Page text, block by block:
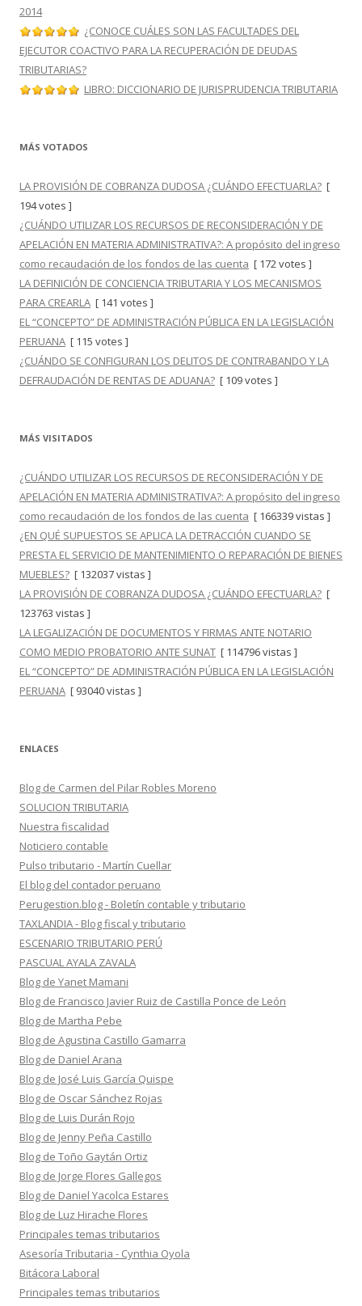
2014
¿CONOCE CUÁLES SON LAS FACULTADES DEL
EJECUTOR COACTIVO PARA LA RECUPERACIÓN DE DEUDAS
TRIBUTARIAS?
LIBRO: DICCIONARIO DE JURISPRUDENCIA TRIBUTARIA
MÁS VOTADOS
LA PROVISIÓN DE COBRANZA DUDOSA ¿CUÁNDO EFECTUARLA? [
194 votes ]
¿CUÁNDO UTILIZAR LOS RECURSOS DE RECONSIDERACIÓN Y DE
APELACIÓN EN MATERIA ADMINISTRATIVA?: A propósito del ingreso
como recaudación de los fondos de las cuenta [ 172 votes ]
LA DEFINICIÓN DE CONCIENCIA TRIBUTARIA Y LOS MECANISMOS
PARA CREARLA [ 141 votes ]
EL “CONCEPTO” DE ADMINISTRACIÓN PÚBLICA EN LA LEGISLACIÓN
PERUANA [ 115 votes ]
¿CUÁNDO SE CONFIGURAN LOS DELITOS DE CONTRABANDO Y LA
DEFRAUDACIÓN DE RENTAS DE ADUANA? [ 109 votes ]
MÁS VISITADOS
¿CUÁNDO UTILIZAR LOS RECURSOS DE RECONSIDERACIÓN Y DE
APELACIÓN EN MATERIA ADMINISTRATIVA?: A propósito del ingreso
como recaudación de los fondos de las cuenta [ 166339 vistas ]
¿EN QUÉ SUPUESTOS SE APLICA LA DETRACCIÓN CUANDO SE
PRESTA EL SERVICIO DE MANTENIMIENTO O REPARACIÓN DE BIENES
MUEBLES? [ 132037 vistas ]
LA PROVISIÓN DE COBRANZA DUDOSA ¿CUÁNDO EFECTUARLA? [
123763 vistas ]
LA LEGALIZACIÓN DE DOCUMENTOS Y FIRMAS ANTE NOTARIO
COMO MEDIO PROBATORIO ANTE SUNAT [ 114796 vistas ]
EL “CONCEPTO” DE ADMINISTRACIÓN PÚBLICA EN LA LEGISLACIÓN
PERUANA [ 93040 vistas ]
ENLACES
Blog de Carmen del Pilar Robles Moreno
SOLUCION TRIBUTARIA
Nuestra fiscalidad
Noticiero contable
Pulso tributario - Martín Cuellar
El blog del contador peruano
Perugestion.blog - Boletín contable y tributario
TAXLANDIA - Blog fiscal y tributario
ESCENARIO TRIBUTARIO PERÚ
PASCUAL AYALA ZAVALA
Blog de Yanet Mamani
Blog de Francisco Javier Ruiz de Castilla Ponce de León
Blog de Martha Pebe
Blog de Agustina Castillo Gamarra
Blog de Daniel Arana
Blog de José Luis García Quispe
Blog de Oscar Sánchez Rojas
Blog de Luis Durán Rojo
Blog de Jenny Peña Castillo
Blog de Toño Gaytán Ortiz
Blog de Jorge Flores Gallegos
Blog de Daniel Yacolca Estares
Blog de Luz Hirache Flores
Principales temas tributarios
Asesoría Tributaria - Cynthia Oyola
Bitácora Laboral
Principales temas tributarios